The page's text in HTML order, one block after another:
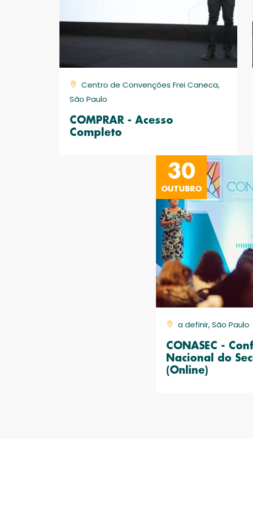
Centro de Convenções Frei Caneca,
São Paulo
COMPRAR - Acesso
Completo
30
OUTUBRO
a definir, São Paulo
CONASEC -
Nacional do
(Online)